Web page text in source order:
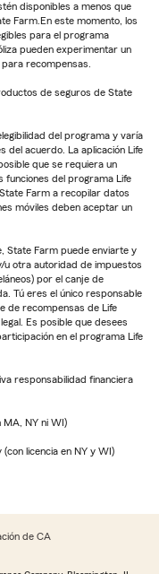
disponibles a menos que
Farm.En este momento, los
para el programa
pueden experimentar un
recompensas.
de seguros de State
del programa y varía
del acuerdo. La aplicación Life
que se requiera un
funciones del programa Life
Farm a recopilar datos
móviles deben aceptar un
State Farm puede enviarte y
u otra autoridad de impuestos
por el canje de
Tú eres el único responsable
de recompensas de Life
Es posible que desees
en el programa Life
responsabilidad financiera
MA, NY ni WI)
licencia en NY y WI)
de CA